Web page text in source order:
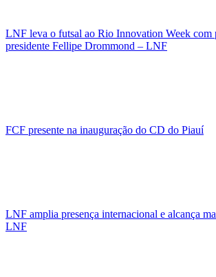
LNF leva o futsal ao Rio Innovation Week com
presidente Fellipe Drommond – LNF
FCF presente na inauguração do CD do Piauí
LNF amplia presença internacional e alcança
LNF